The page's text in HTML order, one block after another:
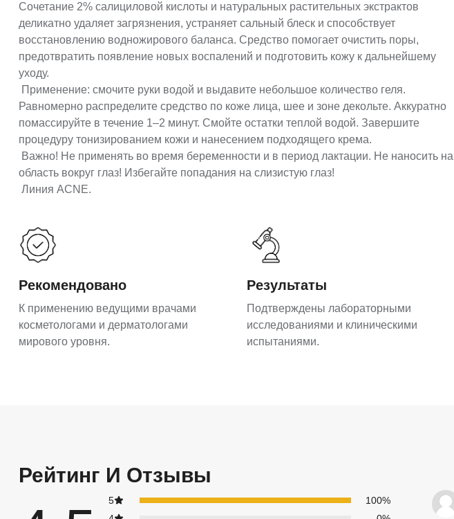
Сочетание 2% салициловой кислоты и натуральных растительных экстрактов
деликатно удаляет загрязнения, устраняет сальный блеск и способствует
восстановлению водножирового баланса. Средство помогает очистить поры,
предотвратить появление новых воспалений и подготовить кожу к дальнейшему
уходу.
Применение: смочите руки водой и выдавите небольшое количество геля.
Равномерно распределите средство по коже лица, шее и зоне декольте. Аккуратно
помассируйте в течение 1–2 минут. Смойте остатки теплой водой. Завершите
процедуру тонизированием кожи и нанесением подходящего крема.
Важно! Не применять во время беременности и в период лактации. Не наносить на
область вокруг глаз! Избегайте попадания на слизистую глаз!
Линия ACNE.
Рекомендовано
К применению ведущими врачами
косметологами и дерматологами
мирового уровня.
Результаты
Подтверждены лабораторными
исследованиями и клиническими
испытаниями.
Рейтинг И Отзывы
5
100%